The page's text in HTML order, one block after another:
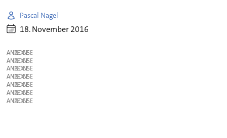
Pascal Nagel
18. November 2016
ANZEIGE
ANZEIGE
ANZEIGE
ANZEIGE
ANZEIGE
ANZEIGE
ANZEIGE